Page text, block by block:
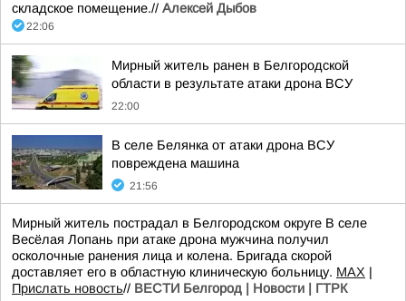
складское помещение.// Алексей Дыбов
22:06
Мирный житель ранен в Белгородской
области в результате атаки дрона ВСУ
22:00
В селе Белянка от атаки дрона ВСУ
повреждена машина
21:56
Мирный житель пострадал в Белгородском округе В селе
Весёлая Лопань при атаке дрона мужчина получил
осколочные ранения лица и колена. Бригада скорой
доставляет его в областную клиническую больницу. МАХ |
Прислать новость// ВЕСТИ Белгород | Новости | ГТРК